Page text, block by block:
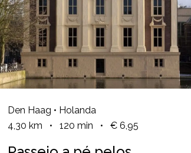
Den Haag • Holanda
4,30 km • 120 min • € 6,95